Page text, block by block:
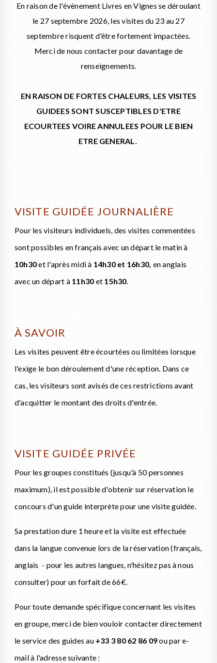
En raison de l'évènement Livres en Vignes se déroulant
le 27 septembre 2026, les visites du 23 au 27
septembre risquent d'être fortement impactées.
Merci de nous contacter pour davantage de
renseignements.
EN RAISON DE FORTES CHALEURS, LES VISITES
GUIDEES SONT SUSCEPTIBLES D'ETRE
ECOURTEES VOIRE ANNULEES POUR LE BIEN
ETRE GENERAL.
VISITE GUIDÉE JOURNALIÈRE
Pour les visiteurs individuels, des visites commentées
sont possibles en français avec un départ le matin à
10h30et l'après midi à 14h30 et 16h30, en anglais
avec un départ à 11h30 et 15h30.
À SAVOIR
Les visites peuvent être écourtées ou limitées lorsque
l'exige le bon déroulement d'une réception. Dans ce
cas, les visiteurs sont avisés de ces restrictions avant
d'acquitter le montant des droits d'entrée.
VISITE GUIDÉE PRIVÉE
Pour les groupes constitués (jusqu'à 50 personnes
maximum), il est possible d'obtenir sur réservation le
concours d'un guide interprète pour une visite guidée.
Sa prestation dure 1 heure et la visite est effectuée
dans la langue convenue lors de la réservation (français,
anglais - pour les autres langues, n'hésitez pas à nous
consulter) pour un forfait de 66€.
Pour toute demande spécifique concernant les visites
en groupe, merci de bien vouloir contacter directement
le service des guides au +33 3 80 62 86 09ou par e-
mail à l'adresse suivante :